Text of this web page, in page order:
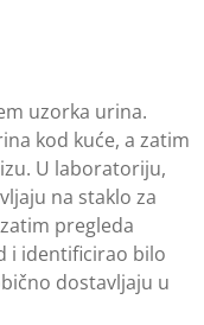
uzorka urina.
kod kuće, a zatim
U laboratoriju,
na staklo za
pregleda
i identificirao bilo
dostavljaju u